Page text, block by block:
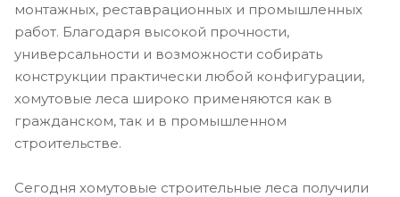
монтажных, реставрационных и промышленных
работ. Благодаря высокой прочности,
универсальности и возможности собирать
конструкции практически любой конфигурации,
хомутовые леса широко применяются как в
гражданском, так и в промышленном
строительстве.
Сегодня хомутовые строительные леса получили